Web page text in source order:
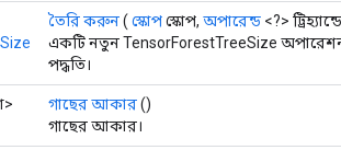
তৈরি করুন( স্কোপস্কোপ, অপারেন্ড <?>
একটি নতুন TensorForestTreeSize
পদ্ধতি।
গাছের আকার()
গাছের আকার।